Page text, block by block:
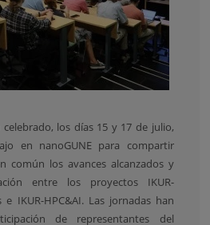
los días 15 y 17 de julio,
en nanoGUNE para compartir
común los avances alcanzados y
entre los proyectos IKUR-
IKUR-HPC&AI. Las jornadas han
de representantes del